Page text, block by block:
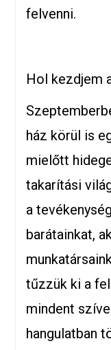
felvenni.
Hol kezdjem
ház körül is
mielőtt
takarítási
a
barátainkat,
tűzzük ki a
mindent
hangulatban